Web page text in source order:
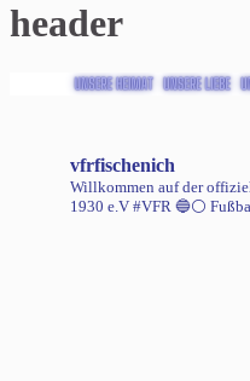
header
vfrfischenich
Willkommen auf der
1930 e.V #VFR 🔵⚪️